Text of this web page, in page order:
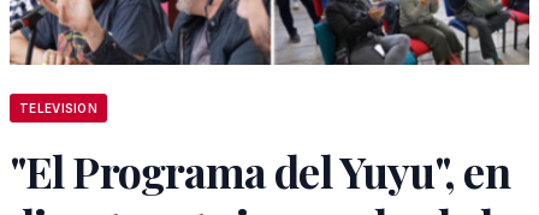
TELEVISION
"El Programa del Yuyu", en